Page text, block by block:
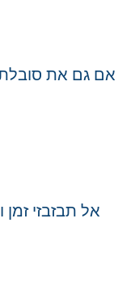
אם גם את סובלת